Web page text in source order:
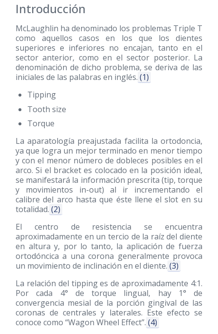
Introducción
McLaughlin ha denominado los problemas Triple T
como aquellos casos en los que los dientes
superiores e inferiores no encajan, tanto en el
sector anterior, como en el sector posterior. La
denominación de dicho problema, se deriva de las
iniciales de las palabras en inglés. (1)
Tipping
Tooth size
Torque
La aparatología preajustada facilita la ortodoncia,
ya que logra un mejor terminado en menor tiempo
y con el menor número de dobleces posibles en el
arco. Si el bracket es colocado en la posición ideal,
se manifestará la información prescrita (tip, torque
y movimientos in-out) al ir incrementando el
calibre del arco hasta que éste llene el slot en su
totalidad. (2)
El centro de resistencia se encuentra
aproximadamente en un tercio de la raíz del diente
en altura y, por lo tanto, la aplicación de fuerza
ortodóncica a una corona generalmente provoca
un movimiento de inclinación en el diente. (3)
La relación del tipping es de aproximadamente 4:1.
Por cada 4° de torque lingual, hay 1° de
convergencia mesial de la porción gingival de las
coronas de centrales y laterales. Este efecto se
conoce como “Wagon Wheel Effect”. (4)